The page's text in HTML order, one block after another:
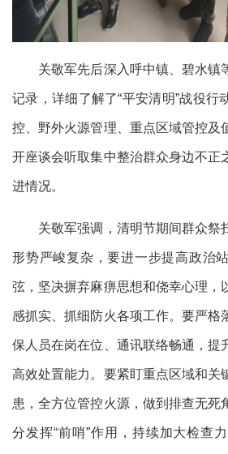
关敬军先后深入呼中镇、碧水镇
记录，详细了解了“平安清明”战役行
控、野外火源管理、重点区域管控及
开座谈会听取集中整治群众身边不正
进情况。
关敬军强调，清明节期间群众祭
形势严峻复杂，要进一步提高政治
弦，坚决摒弃麻痹思想和侥幸心理，
感抓实、抓细防火各项工作。要严格
保人员在岗在位、通讯联络畅通，提
高效处置能力。要紧盯重点区域和关
患，全方位管控火源，做到排查无死
分发挥“前哨”作用，持续加大检查